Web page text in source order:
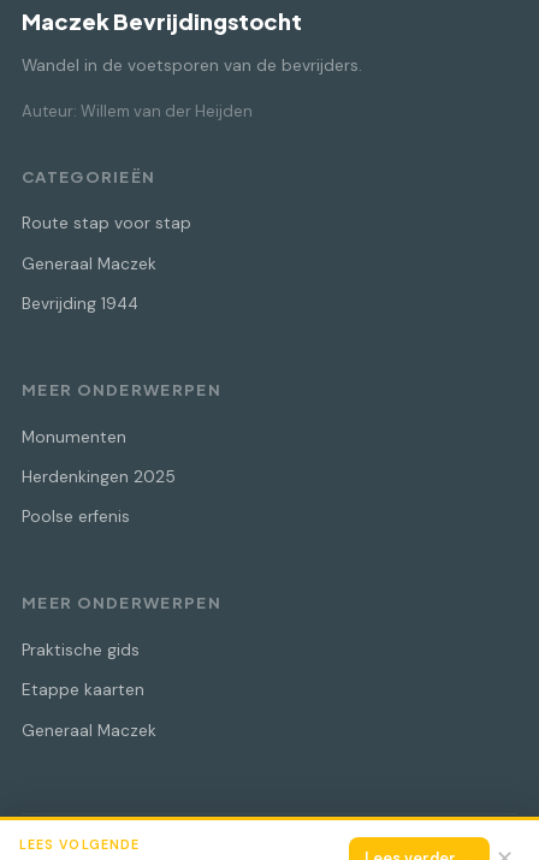
Maczek Bevrijdingstocht
Wandel in de voetsporen van de bevrijders.
Auteur: Willem van der Heijden
CATEGORIEËN
Route stap voor stap
Generaal Maczek
Bevrijding 1944
MEER ONDERWERPEN
Monumenten
Herdenkingen 2025
Poolse erfenis
MEER ONDERWERPEN
Praktische gids
Etappe kaarten
Generaal Maczek
© 2026 Maczek Bevrijdingstocht Alle rechten voorbehouden.
LEES VOLGENDE